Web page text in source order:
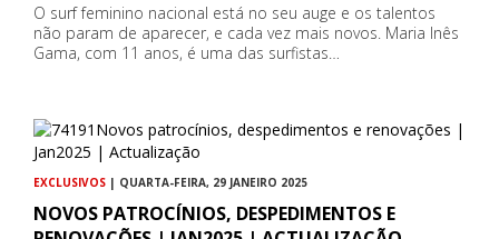
O surf feminino nacional está no seu auge e os talentos
não param de aparecer, e cada vez mais novos. Maria Inês
Gama, com 11 anos, é uma das surfistas…
EXCLUSIVOS | QUARTA-FEIRA, 29 JANEIRO 2025
NOVOS PATROCÍNIOS, DESPEDIMENTOS E